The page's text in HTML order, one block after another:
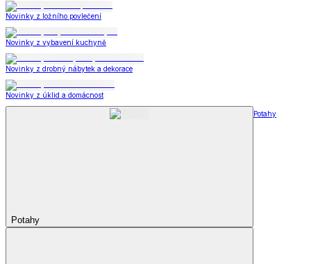
Novinky z ložního povlečení
Novinky z vybavení kuchyně
Novinky z drobný nábytek a dekorace
Novinky z úklid a domácnost
Potahy
Potahy